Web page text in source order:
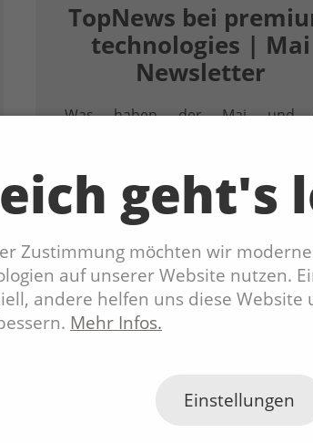
TopNews bei
technologies | Mai
Newsletter
Was haben der Mai und
geht's
Zustimmung möchten wir
auf unserer Website nutzen.
andere helfen uns diese Website
Mehr Infos.
Einstellungen